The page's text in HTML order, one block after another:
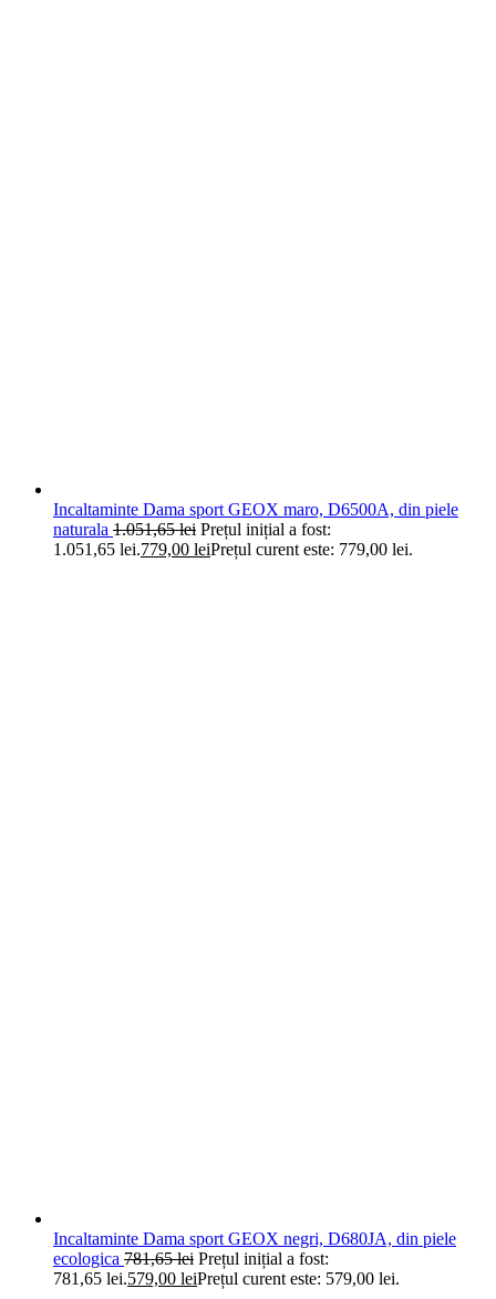
Incaltaminte Dama sport GEOX maro, D6500A, din piele
naturala 1.051,65lei Prețul inițial a fost:
1.051,65 lei.779,00 leiPrețul curent este: 779,00 lei.
Incaltaminte Dama sport GEOX negri, D680JA, din piele
ecologica 781,65lei Prețul inițial a fost:
781,65 lei.579,00 leiPrețul curent este: 579,00 lei.